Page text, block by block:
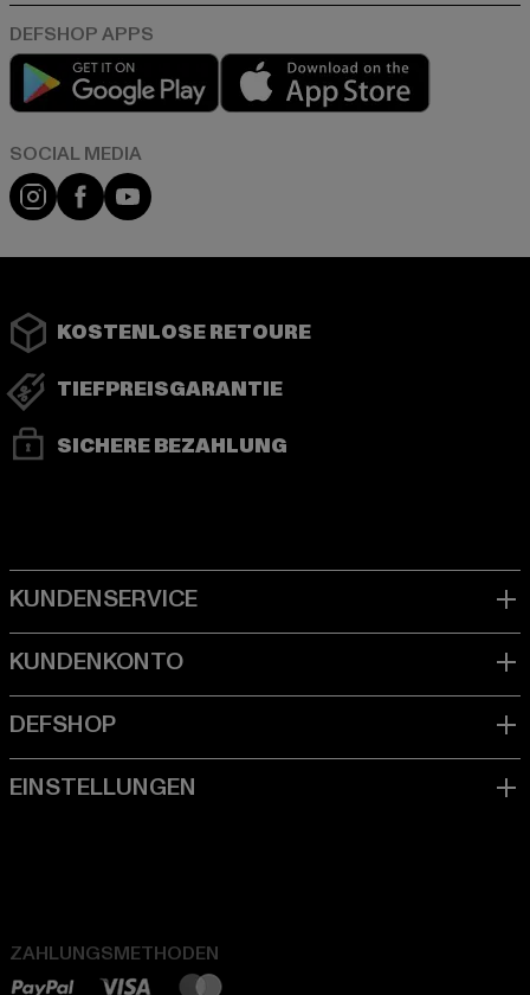
Play market
Instagram
FacebookYouTube
KOSTENLOSE RETOURE
TIEFPREISGARANTIE
SICHERE BEZAHLUNG
ZAHLUNGSMETHODEN